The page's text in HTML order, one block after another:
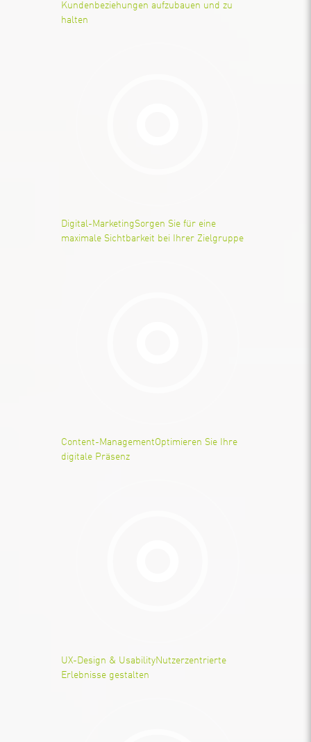
Kundenbeziehungen aufzubauen und zu
halten
Digital-MarketingSorgen Sie für eine
maximale Sichtbarkeit bei Ihrer Zielgruppe
Content-ManagementOptimieren Sie Ihre
digitale Präsenz
UX-Design & UsabilityNutzerzentrierte
Erlebnisse gestalten